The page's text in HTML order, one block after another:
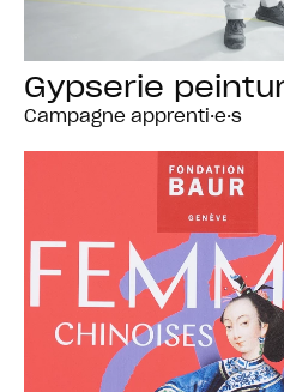
Gypserie
Campagne apprenti·e·s